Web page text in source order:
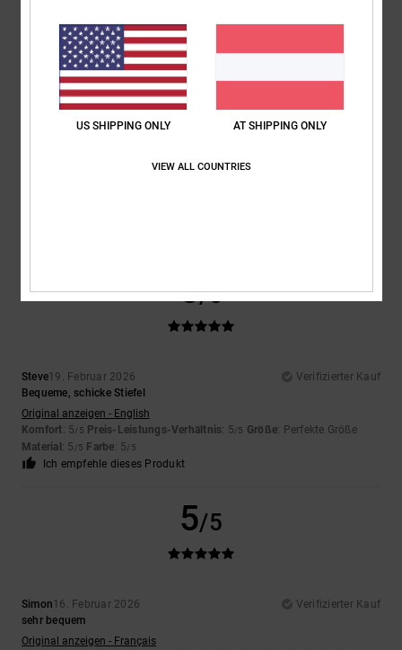
Ich empfehle dieses Produkt
5 /5
5/5
Steve19. Februar 2026
Verifizierter Kauf
Bequeme, schicke Stiefel
Original anzeigen - English
Komfort: 5/5 Preis-Leistungs-Verhältnis: 5/5 Größe: Perfekte Größe
Material : 5 /5 Farbe: 5/5
Ich empfehle dieses Produkt
5/5
Simon16. Februar 2026
Verifizierter Kauf
sehr bequem
Original anzeigen - Français
US SHIPPING ONLY AT SHIPPING ONLY
VIEW ALL COUNTRIES